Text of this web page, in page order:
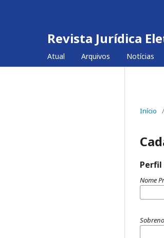
Revista Jurídica
Atual Arquivos Notícias
Início /
Perfil
Nome